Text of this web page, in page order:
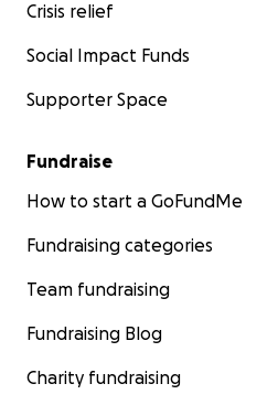
di altri tre corti prodotti dalla
Crisis relief
Social Impact Funds
Supporter Space
Fundraise
How to start a GoFundMe
Fundraising categories
Team fundraising
Fundraising Blog
Charity fundraising